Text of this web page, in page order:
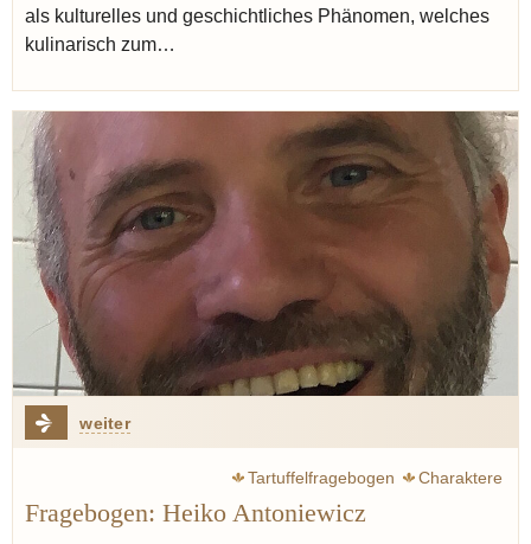
als kulturelles und geschichtliches Phänomen, welches
kulinarisch zum…
weiter
Tartuffelfragebogen Charaktere
Fragebogen: Heiko Antoniewicz